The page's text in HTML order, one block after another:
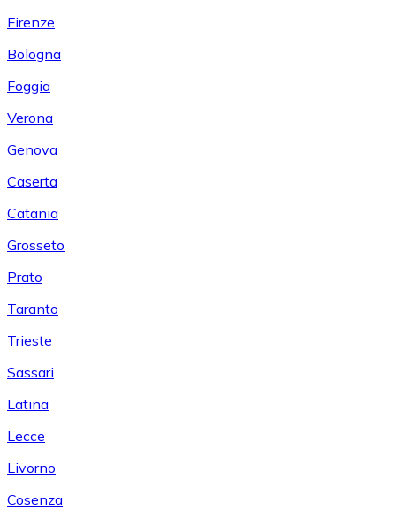
Firenze
Bologna
Foggia
Verona
Genova
Caserta
Catania
Grosseto
Prato
Taranto
Trieste
Sassari
Latina
Lecce
Livorno
Cosenza